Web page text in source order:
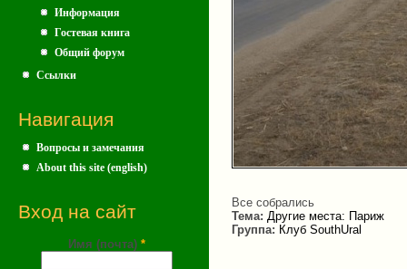
Информация
Гостевая книга
Общий форум
Ссылки
Навигация
Вопросы и замечания
About this site (english)
Вход на сайт
Имя (почта) *
Все собрались
Тема: Другие места: Париж
Группа: Клуб SouthUral